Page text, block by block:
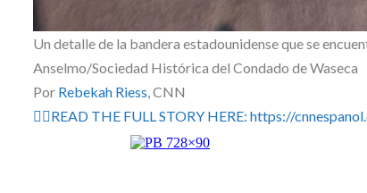
Un detalle de la bandera estadounidense que se
Anselmo/Sociedad Histórica del Condado de Waseca
Por Rebekah Riess, CNN
👉🏽READ THE FULL STORY HERE: https://